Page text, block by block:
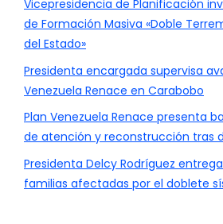
Vicepresidencia de Planificación
de Formación Masiva «Doble
del Estado»
Presidenta encargada supervisa
Venezuela Renace en Carabobo
Plan Venezuela Renace presenta
de atención y reconstrucción tras
Presidenta Delcy Rodríguez
familias afectadas por el doblete